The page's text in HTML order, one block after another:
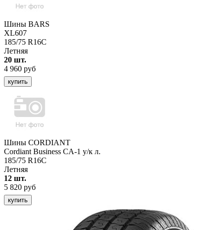
Шины BARS
XL607
185/75 R16C
Летняя
20 шт.
4 960 руб
купить
Шины CORDIANT
Cordiant Business CA-1 у/к л.
185/75 R16C
Летняя
12 шт.
5 820 руб
купить